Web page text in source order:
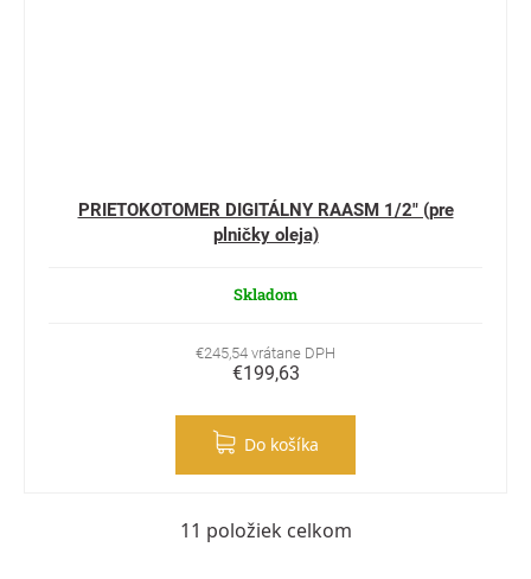
PRIETOKOTOMER DIGITÁLNY RAASM 1/2" (pre
plničky oleja)
Skladom
€245,54 vrátane DPH
€199,63
Do košíka
Ovládacie prvky výpisu
11 položiek celkom